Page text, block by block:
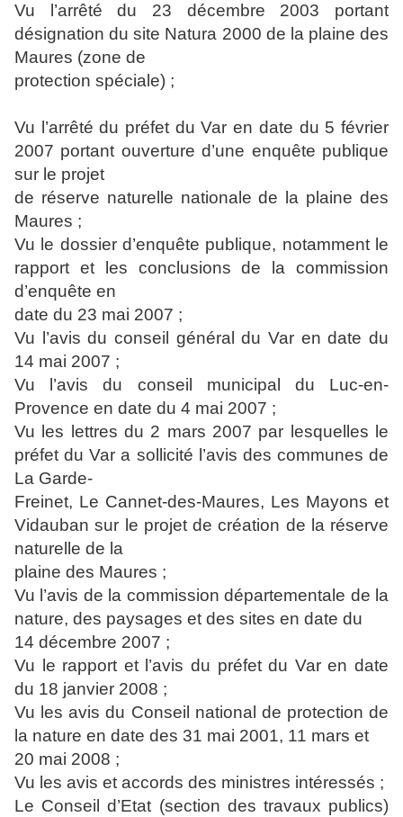
Vu l’arrêté du 23 décembre 2003 portant
désignation du site Natura 2000 de la plaine des
Maures (zone de
protection spéciale) ;
Vu l’arrêté du préfet du Var en date du 5 février
2007 portant ouverture d’une enquête publique
sur le projet
de réserve naturelle nationale de la plaine des
Maures ;
Vu le dossier d’enquête publique, notamment le
rapport et les conclusions de la commission
d’enquête en
date du 23 mai 2007 ;
Vu l’avis du conseil général du Var en date du
14 mai 2007 ;
Vu l’avis du conseil municipal du Luc-en-
Provence en date du 4 mai 2007 ;
Vu les lettres du 2 mars 2007 par lesquelles le
préfet du Var a sollicité l’avis des communes de
La Garde-
Freinet, Le Cannet-des-Maures, Les Mayons et
Vidauban sur le projet de création de la réserve
naturelle de la
plaine des Maures ;
Vu l’avis de la commission départementale de la
nature, des paysages et des sites en date du
14 décembre 2007 ;
Vu le rapport et l’avis du préfet du Var en date
du 18 janvier 2008 ;
Vu les avis du Conseil national de protection de
la nature en date des 31 mai 2001, 11 mars et
20 mai 2008 ;
Vu les avis et accords des ministres intéressés ;
Le Conseil d’Etat (section des travaux publics)